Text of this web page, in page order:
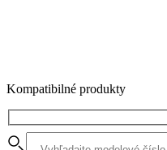
Kompatibilné produkty